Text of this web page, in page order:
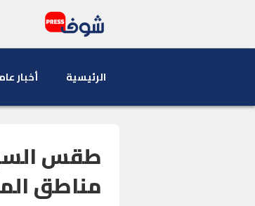
الرئيسية أخبار
طقس
مناطق